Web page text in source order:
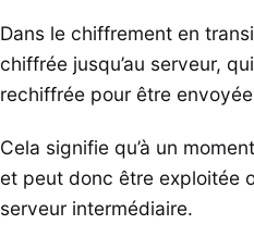
Dans le chiffrement en
chiffrée jusqu’au serveur,
rechiffrée pour être
Cela signifie qu’à un
et peut donc être exploitée
serveur intermédiaire.